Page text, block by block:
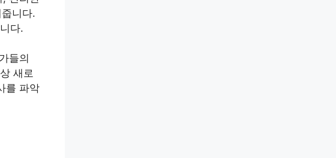
니다.
다.
들의
새로
를 파악